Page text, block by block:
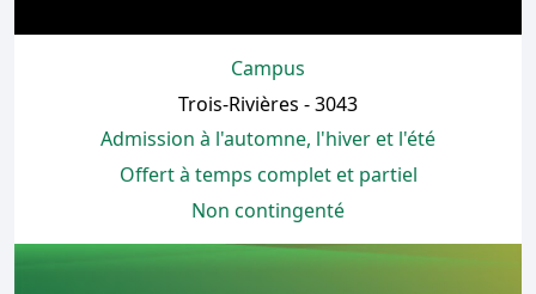
Campus
Trois-Rivières - 3043
Admission à l'automne, l'hiver et l'été
Offert à temps complet et partiel
Non contingenté